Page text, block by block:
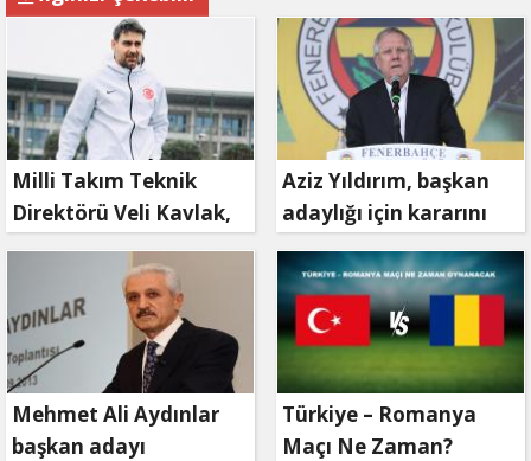
Milli Takım Teknik
Direktörü Veli Kavlak,
görevinden ayrıldı
Aziz Yıldırım, başkan
adaylığı için kararını
verdi
Mehmet Ali Aydınlar
başkan adayı
Türkiye – Romanya
Maçı Ne Zaman?